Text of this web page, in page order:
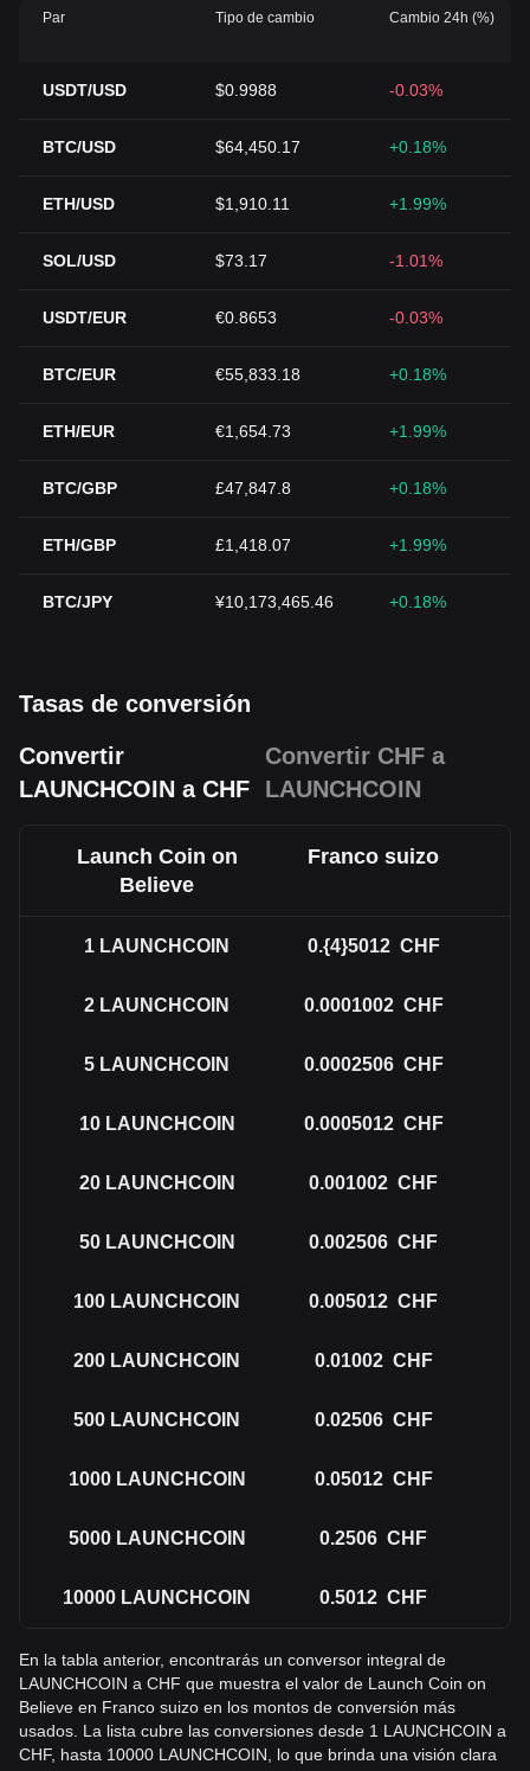
Par Tipo de cambio Cambio 24h (%)
USDT/USD $0.9988 -0.03%
BTC/USD $64,450.17 +0.18%
ETH/USD $1,910.11 +1.99%
SOL/USD $73.17 -1.01%
USDT/EUR €0.8653 -0.03%
BTC/EUR €55,833.18 +0.18%
ETH/EUR €1,654.73 +1.99%
BTC/GBP £47,847.8 +0.18%
ETH/GBP £1,418.07 +1.99%
BTC/JPY ¥10,173,465.46 +0.18%
Tasas de conversión
Convertir
LAUNCHCOIN a CHF
Convertir CHF a
LAUNCHCOIN
Launch Coin on
Believe
Franco suizo
1 LAUNCHCOIN 0.{4}5012 CHF
2 LAUNCHCOIN 0.0001002 CHF
5 LAUNCHCOIN 0.0002506 CHF
10 LAUNCHCOIN 0.0005012 CHF
20 LAUNCHCOIN 0.001002 CHF
50 LAUNCHCOIN 0.002506 CHF
100 LAUNCHCOIN 0.005012 CHF
200 LAUNCHCOIN 0.01002 CHF
500 LAUNCHCOIN 0.02506 CHF
1000 LAUNCHCOIN 0.05012 CHF
5000 LAUNCHCOIN 0.2506 CHF
10000 LAUNCHCOIN 0.5012 CHF
En la tabla anterior, encontrarás un conversor integral de
LAUNCHCOIN a CHF que muestra el valor de Launch Coin on
Believe en Franco suizo en los montos de conversión más
usados. La lista cubre las conversiones desde 1 LAUNCHCOIN a
CHF, hasta 10000 LAUNCHCOIN, lo que brinda una visión clara